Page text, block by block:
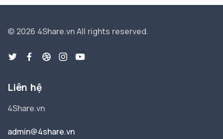
© 2026 4Share.vnAll rights reserved.
Liên hệ
4Share.vn
admin@4share.vn